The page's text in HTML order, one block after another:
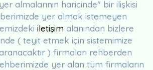
almalarının haricinde" bir ilişkisi
yer almak istemeyen
iletişim alanından bizlere
( teyit etmek için sistemimize
) firmaları rehberden
yer alan tüm firmaların